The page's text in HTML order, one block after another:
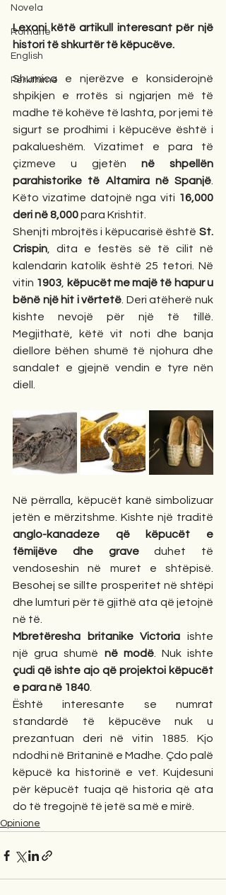
Novela
Romane
English
Përkthime
Lexoni këtë artikull interesant për një
histori të shkurtër të këpucëve.
Shumica e njerëzve e konsiderojnë
shpikjen e rrotës si ngjarjen më të
madhe të kohëve të lashta, por jemi të
sigurt se prodhimi i këpucëve është i
pakalueshëm. Vizatimet e para të
çizmeve u gjetën në shpellën
parahistorike të Altamira në Spanjë
Këto vizatime datojnë nga viti 16,000
deri në 8,000 para Krishtit.
Shenjti mbrojtës i këpucarisë është St.
Crispin , dita e festës së të cilit në
kalendarin katolik është 25 tetori. Në
vitin 1903
këpucët me majë të hapur u
bënë një hit i vërtetë . Deri atëherë nuk
kishte nevojë për një të tillë.
Megjithatë, këtë vit noti dhe banja
diellore bëhen shumë të njohura dhe
sandalet e gjejnë vendin e tyre nën
diell.
Në përralla, këpucët kanë simbolizuar
anglo-kanadeze që këpucët e
fëmijëve dhe grave duhet të
vendoseshin në muret e shtëpisë.
Besohej se sillte prosperitet në shtëpi
dhe lumturi për të gjithë ata që jetojnë
në të.
Mbretëresha britanike Victoria ishte
një grua shumë në modë
çudi që ishte ajo që projektoi këpucët
e para në 1840
Është interesante se numrat
standardë të këpucëve nuk u
prezantuan deri në vitin 1885. Kjo
ndodhi në Britaninë e Madhe. Çdo palë
këpucë ka historinë e vet. Kujdesuni
për këpucët tuaja që historia që ata
do të tregojnë të jetë sa më e mirë.
Opinione